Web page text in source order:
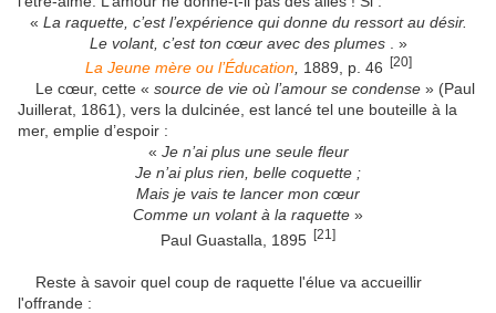
« La raquette, c’est l’expérience qui donne du ressort au désir.
Le volant, c’est ton cœur avec des plumes. »
La Jeune mère ou l’Éducation, 1889, p. 46 [20]
Le cœur, cette « source de vie où l’amour se condense » (Paul
Juillerat, 1861), vers la dulcinée, est lancé tel une bouteille à la
mer, emplie d’espoir :
« Je n’ai plus une seule fleur
Je n’ai plus rien, belle coquette ;
Mais je vais te lancer mon cœur
Comme un volant à la raquette »
Paul Guastalla, 1895
[21]
Reste à savoir quel coup de raquette l'élue va accueillir
l'offrande :